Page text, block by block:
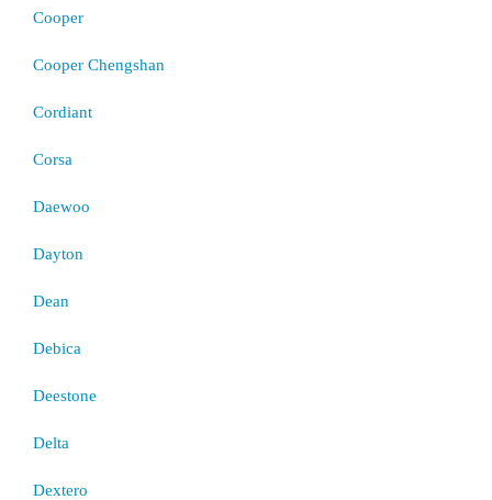
Cooper
Cooper Chengshan
Cordiant
Corsa
Daewoo
Dayton
Dean
Debica
Deestone
Delta
Dextero